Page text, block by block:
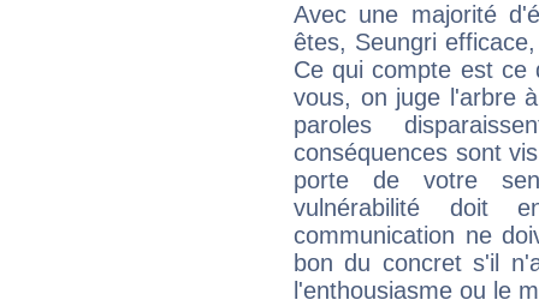
Avec une majorité
êtes, Seungri
Ce qui compte est
vous, on juge l'arbre
paroles
conséquences sont
porte de votre
vulnérabilité doit
communication ne
bon du concret s'il
l'enthousiasme ou le